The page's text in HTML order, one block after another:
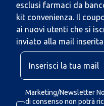
esclusi farmaci da
kit convenienza. Il
ai nuovi utenti che si
inviato alla mail
Marketing/Newsletter
di consenso non potrà